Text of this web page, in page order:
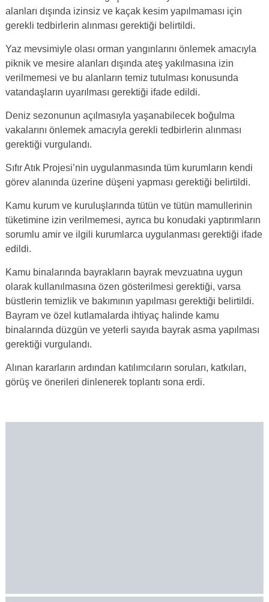
alanları dışında izinsiz ve kaçak kesim yapılmaması için
gerekli tedbirlerin alınması gerektiği belirtildi.
Yaz mevsimiyle olası orman yangınlarını önlemek amacıyla
piknik ve mesire alanları dışında ateş yakılmasına izin
verilmemesi ve bu alanların temiz tutulması konusunda
vatandaşların uyarılması gerektiği ifade edildi.
Deniz sezonunun açılmasıyla yaşanabilecek boğulma
vakalarını önlemek amacıyla gerekli tedbirlerin alınması
gerektiği vurgulandı.
Sıfır Atık Projesi’nin uygulanmasında tüm kurumların kendi
görev alanında üzerine düşeni yapması gerektiği belirtildi.
Kamu kurum ve kuruluşlarında tütün ve tütün mamullerinin
tüketimine izin verilmemesi, ayrıca bu konudaki yaptırımların
sorumlu amir ve ilgili kurumlarca uygulanması gerektiği ifade
edildi.
Kamu binalarında bayrakların bayrak mevzuatına uygun
olarak kullanılmasına özen gösterilmesi gerektiği, varsa
büstlerin temizlik ve bakımının yapılması gerektiği belirtildi.
Bayram ve özel kutlamalarda ihtiyaç halinde kamu
binalarında düzgün ve yeterli sayıda bayrak asma yapılması
gerektiği vurgulandı.
Alınan kararların ardından katılımcıların soruları, katkıları,
görüş ve önerileri dinlenerek toplantı sona erdi.